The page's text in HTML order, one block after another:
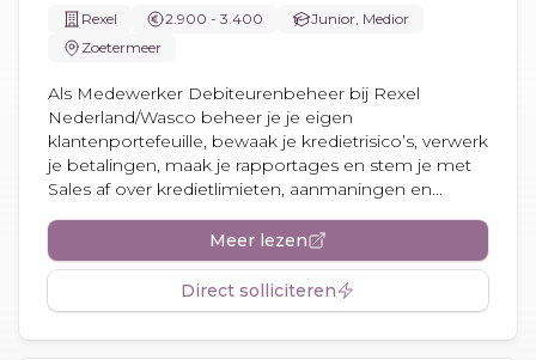
Rexel 2.900 - 3.400
Junior, Medior
Zoetermeer
Als Medewerker Debiteurenbeheer bij Rexel
Nederland/Wasco beheer je je eigen
klantenportefeuille, bewaak je kredietrisico’s, verwerk
je betalingen, maak je rapportages en stem je met
Sales af over kredietlimieten, aanmaningen en...
Meer lezen
Direct solliciteren